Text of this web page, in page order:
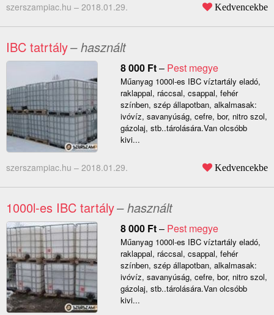
szerszampiac.hu – 2018.01.29. Kedvencekbe
IBC tatrtály– használt
8 000 Ft– Pest megye
Műanyag 1000l-es IBC víztartály eladó,
raklappal, ráccsal, csappal, fehér
színben, szép állapotban, alkalmasak:
ivóvíz, savanyúság, cefre, bor, nitro szol,
gázolaj, stb..tárolására.Van olcsóbb
kivi...
szerszampiac.hu – 2018.01.29. Kedvencekbe
1000l-es IBC tartály– használt
8 000 Ft– Pest megye
Műanyag 1000l-es IBC víztartály eladó,
raklappal, ráccsal, csappal, fehér
színben, szép állapotban, alkalmasak:
ivóvíz, savanyúság, cefre, bor, nitro szol,
gázolaj, stb..tárolására.Van olcsóbb
kivi...